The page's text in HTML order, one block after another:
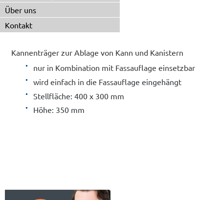
Über uns
Kontakt
Kannenträger zur Ablage von Kann und Kanistern
nur in Kombination mit Fassauflage einsetzbar
wird einfach in die Fassauflage eingehängt
Stellfläche: 400 x 300 mm
Höhe: 350 mm